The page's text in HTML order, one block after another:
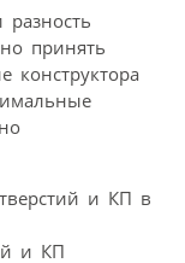
принять
конструктора
и КП в